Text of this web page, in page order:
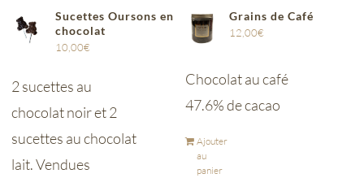
Sucettes Oursons en
chocolat
10,00€
2 sucettes au
chocolat noir et 2
sucettes au chocolat
lait. Vendues
Grains de Café
12,00€
Chocolat au café
47.6% de cacao
Ajouter
au
panier